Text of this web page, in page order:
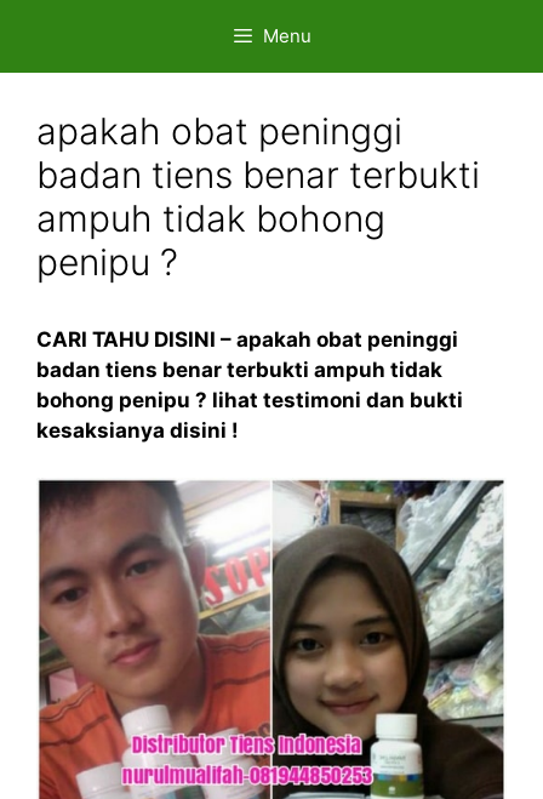
content
Menu
apakah obat peninggi
badan tiens benar terbukti
ampuh tidak bohong
penipu ?
CARI TAHU DISINI – apakah obat peninggi
badan tiens benar terbukti ampuh tidak
bohong penipu ? lihat testimoni dan bukti
kesaksianya disini !